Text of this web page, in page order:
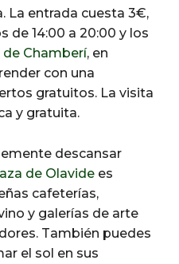
La entrada cuesta 3€,
de 14:00 a 20:00 y los
de Chamberí, en
con una
gratuitos. La visita
y gratuita.
descansar
de Olavide es
cafeterías,
y galerías de arte
También puedes
el sol en sus